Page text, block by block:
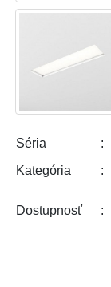
Séria
Kategória
Dostupnosť